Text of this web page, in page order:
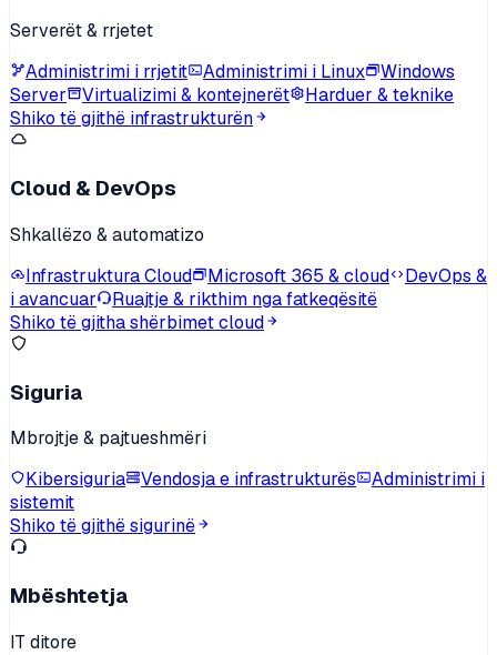
Serverët & rrjetet
Administrimi i rrjetit
Administrimi i Linux
Windows
Server
Virtualizimi & kontejnerët
Harduer & teknike
Shiko të gjithë infrastrukturën
Cloud & DevOps
Shkallëzo & automatizo
Infrastruktura Cloud
Microsoft 365 & cloud
DevOps &
i avancuar
Ruajtje & rikthim nga fatkeqësitë
Shiko të gjitha shërbimet cloud
Siguria
Mbrojtje & pajtueshmëri
Kibersiguria
Vendosja e infrastrukturës
Administrimi i
sistemit
Shiko të gjithë sigurinë
Mbështetja
IT ditore